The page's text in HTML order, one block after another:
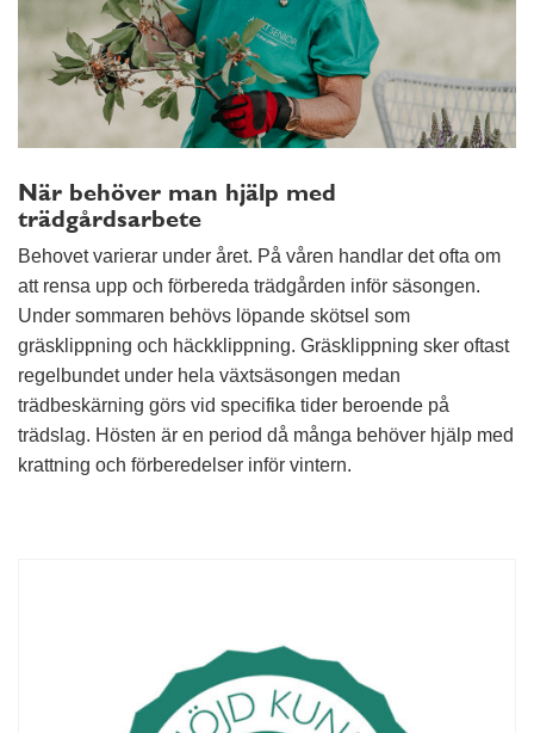
När behöver man hjälp med
trädgårdsarbete
Behovet varierar under året. På våren handlar det ofta om
att rensa upp och förbereda trädgården inför säsongen.
Under sommaren behövs löpande skötsel som
gräsklippning och häckklippning. Gräsklippning sker oftast
regelbundet under hela växtsäsongen medan
trädbeskärning görs vid specifika tider beroende på
trädslag. Hösten är en period då många behöver hjälp med
krattning och förberedelser inför vintern.